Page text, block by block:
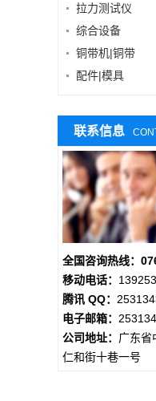
拉力测试仪
综合设备
铜带机|铜带
配件|模具
联系信息
全国咨询热线：
移动电话：
腾讯 QQ：
电子邮箱：
公司地址： 广东省
仁和街十巷一号